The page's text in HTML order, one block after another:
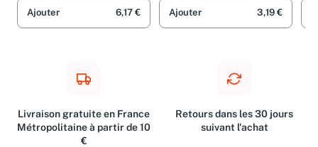
Solène Bouton et Collectifs
Ajouter 6,17 €
Solène Bouton et Collectifs
Ajouter 3,19 €
Livraison gratuite en France
Métropolitaine à partir de 10
€
Retours dans les 30 jours
suivant l'achat